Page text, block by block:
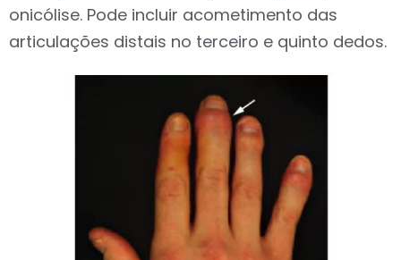
onicólise. Pode incluir acometimento das
articulações distais no terceiro e quinto dedos.